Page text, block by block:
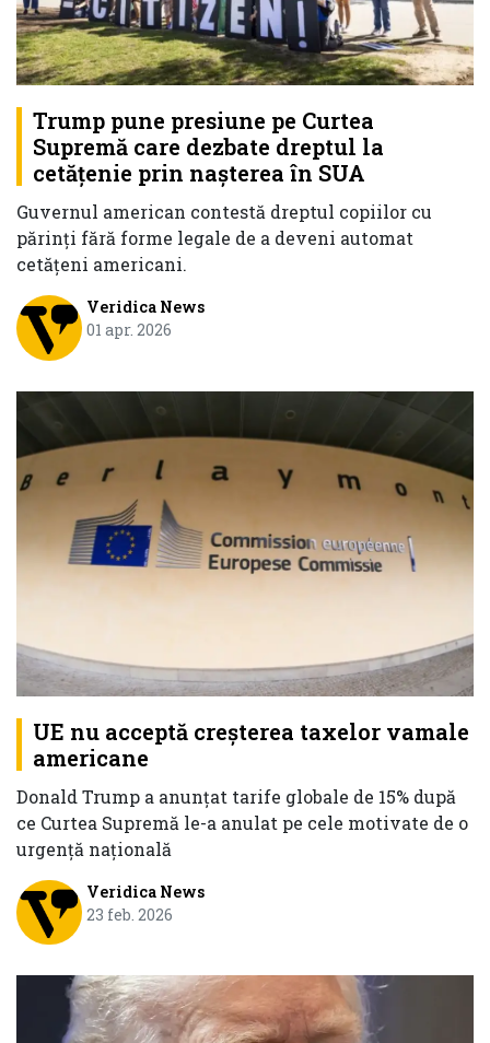
Trump pune presiune pe Curtea
Supremă care dezbate dreptul la
cetățenie prin nașterea în SUA
Guvernul american contestă dreptul copiilor cu
părinți fără forme legale de a deveni automat
cetățeni americani.
Veridica News
01 apr. 2026
UE nu acceptă creșterea taxelor vamale
americane
Donald Trump a anunțat tarife globale de 15% după
ce Curtea Supremă le-a anulat pe cele motivate de o
urgență națională
Veridica News
23 feb. 2026